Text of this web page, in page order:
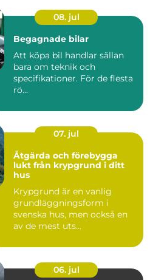
08. jul
Begagnade bilar
Att köpa bil handlar sällan
bara om teknik och
specifikationer. För de flesta
rö...
07. jul
Åtgärda och förebygga
lukt från krypgrund i ditt
hus
Krypgrund är en vanlig
grundläggningsform i
svenska hus, men också en
av de mest uts...
06. jul